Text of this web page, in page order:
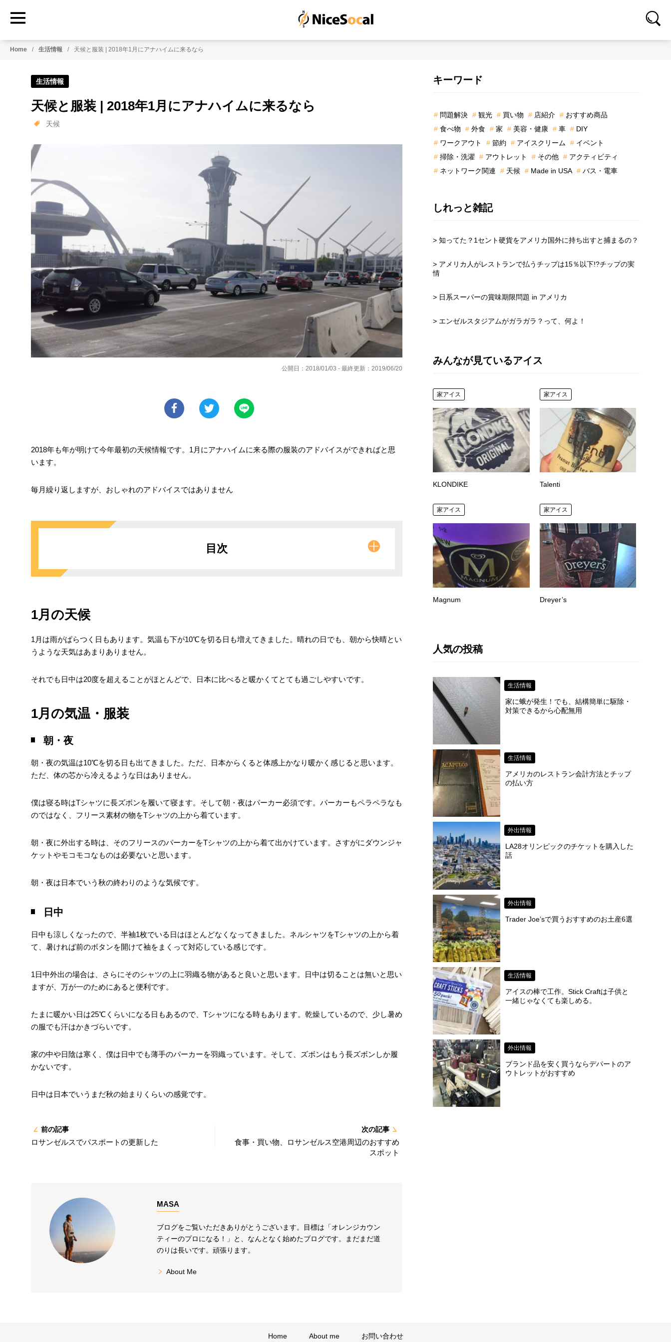
Home 生活情報 天候と服装 | 2018年1月にアナハイムに来るなら
生活情報
天候と服装 | 2018年1月にアナハイムに来るなら
天候
公開日：2018/01/03 - 最終更新：2019/06/20
2018年も年が明けて今年最初の天候情報です。1月にアナハイムに来る際の服装のアドバイスができればと思
います。
毎月繰り返しますが、おしゃれのアドバイスではありません
目次
の気温・服装
日中
1月の天候
1月は雨がぱらつく日もあります。気温も下が10℃を切る日も増えてきました。晴れの日でも、朝から快晴とい
うような天気はあまりありません。
それでも日中は20度を超えることがほとんどで、日本に比べると暖かくてとても過ごしやすいです。
1月 の気温・服装
朝・夜
朝・夜の気温は10℃を切る日も出てきました。ただ、日本からくると体感上かなり暖かく感じると思います。
ただ、体の芯から冷えるような日はありません。
僕は寝る時はTシャツに長ズボンを履いて寝ます。そして朝・夜はパーカー必須です。パーカーもペラペラなも
のではなく、フリース素材の物をTシャツの上から着ています。
朝・夜に外出する時は、そのフリースのパーカーをTシャツの上から着て出かけています。さすがにダウンジャ
ケットやモコモコなものは必要ないと思います。
朝・夜は日本でいう秋の終わりのような気候です。
日中
日中も涼しくなったので、半袖1枚でいる日はほとんどなくなってきました。ネルシャツをTシャツの上から着
て、暑ければ前のボタンを開けて袖をまくって対応している感じです。
1日中外出の場合は、さらにそのシャツの上に羽織る物があると良いと思います。日中は切ることは無いと思い
ますが、万が一のためにあると便利です。
たまに暖かい日は25℃くらいになる日もあるので、Tシャツになる時もあります。乾燥しているので、少し暑め
の服でも汗はかきづらいです。
家の中や日陰は寒く、僕は日中でも薄手のパーカーを羽織っています。そして、ズボンはもう長ズボンしか履
かないです。
日中は日本でいうまだ秋の始まりくらいの感覚です。
前の記事
ロサンゼルスでパスポートの更新した
次の記事
食事・買い物、ロサンゼルス空港周辺のおすすめ
スポット
MASA
ブログをご覧いただきありがとうございます。目標は「オレンジカウン
ティーのプロになる！」と、なんとなく始めたブログです。まだまだ道
のりは長いです。頑張ります。
About Me
最
サ
イ
ド
バ
ー
キーワード
問題解決 観光 買い物 店紹介
おすすめ商品
食べ物
外食 家 美容・健康 車
DIY
ワークアウト
節約 アイスクリーム
イベント
掃除・洗濯
アウトレット その他
アクティビティ
ネットワーク関連
天候 Made in USA バス・電車
しれっと雑記
> 知ってた？1セント硬貨をアメリカ国外に持ち出すと捕まるの？
> アメリカ人がレストランで払うチップは15％以下!?チップの実
情
> 日系スーパーの賞味期限問題 in アメリカ
> エンゼルスタジアムがガラガラ？って、何よ！
みんなが見ているアイス
家アイス
KLONDIKE
家アイス
Talenti
家アイス
Magnum
家アイス
Dreyer’s
人気の投稿
生活情報
家に蛾が発生！でも、結構簡単に駆除・
対策できるから心配無用
生活情報
アメリカのレストラン会計方法とチップ
の払い方
外出情報
LA28オリンピックのチケットを購入した
話
外出情報
Trader Joe’sで買うおすすめのお土産6選
生活情報
アイスの棒で工作。Stick Craftは子供と
一緒じゃなくても楽しめる。
外出情報
ブランド品を安く買うならデパートのア
ウトレットがおすすめ
Home About me お問い合わせ